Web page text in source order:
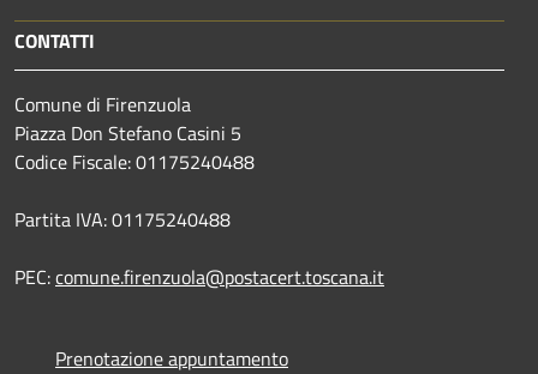
CONTATTI
Comune di Firenzuola
Piazza Don Stefano Casini 5
Codice Fiscale: 01175240488
Partita IVA: 01175240488
PEC:comune.firenzuola@postacert.toscana.it
Prenotazione appuntamento